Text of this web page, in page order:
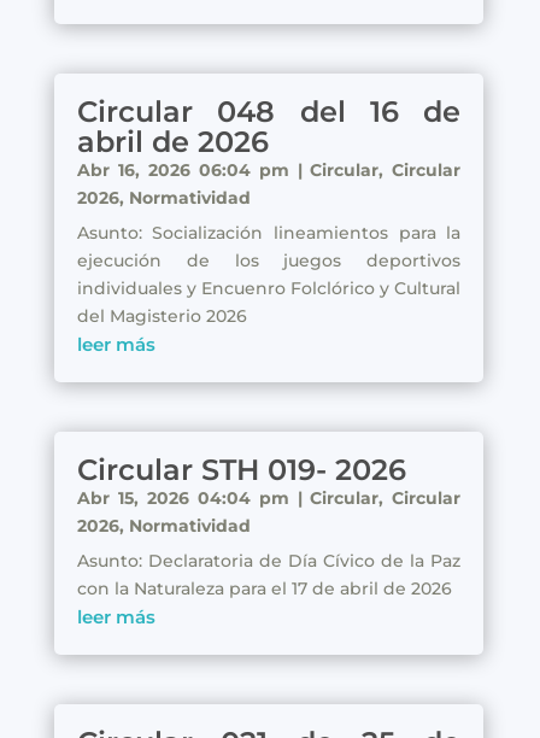
Circular 048 del 16 de
abril de 2026
Abr 16, 2026 06:04 pm |Circular,Circular
2026, Normatividad
Asunto: Socialización lineamientos para la
ejecución de los juegos deportivos
individuales y Encuenro Folclórico y Cultural
del Magisterio 2026
leer más
Circular STH 019- 2026
Abr 15, 2026 04:04 pm |Circular,Circular
2026, Normatividad
Asunto: Declaratoria de Día Cívico de la Paz
con la Naturaleza para el 17 de abril de 2026
leer más